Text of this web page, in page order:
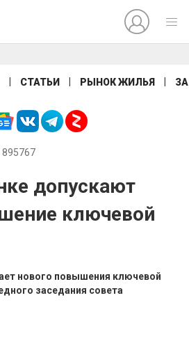
СТАТЬИ РЫНОК ЖИЛЬЯ
895767
допускают
ключевой
нового повышения ключевой
заседания совета